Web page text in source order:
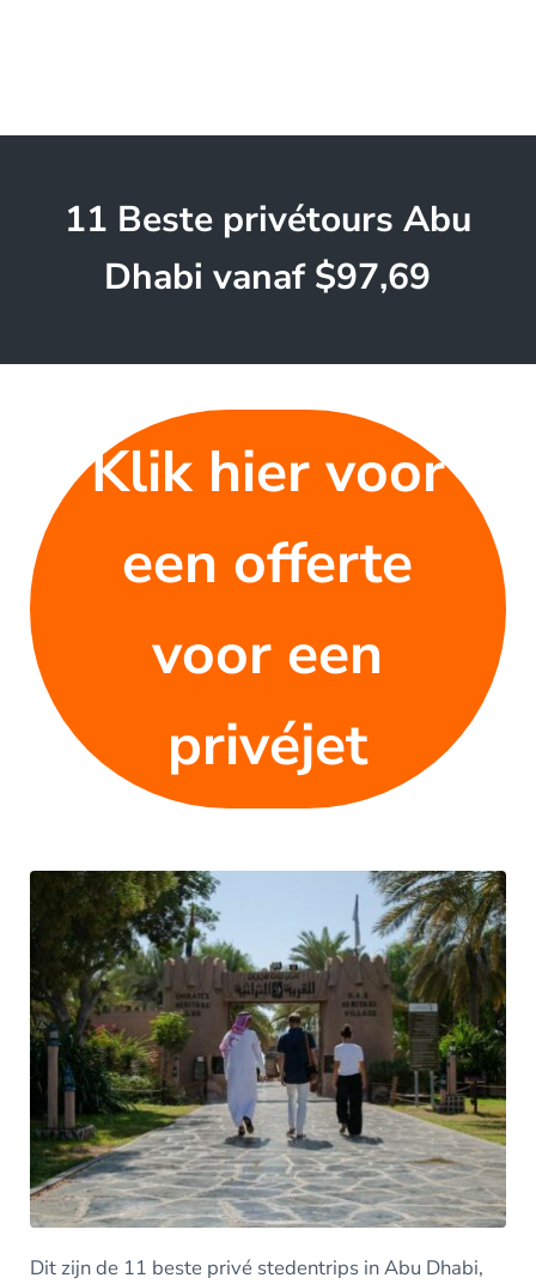
11 Beste privétours Abu
Dhabi vanaf $97,69
Klik hier voor
een offerte
voor een
privéjet
Dit zijn de 11 beste privé stedentrips in Abu Dhabi,